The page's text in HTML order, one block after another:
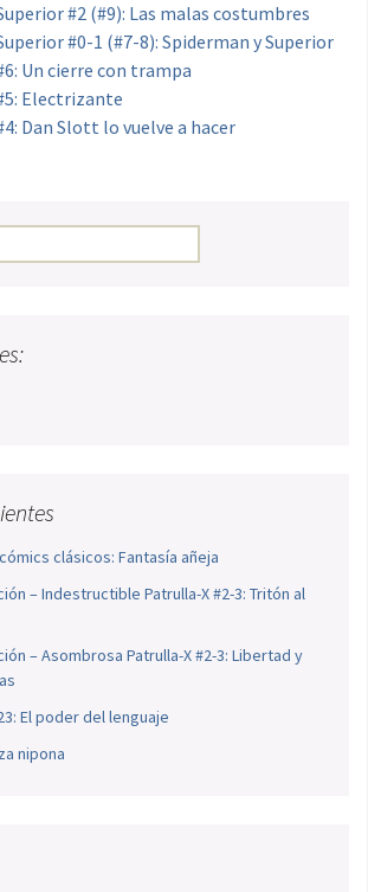
#2 (#9): Las malas costumbres
#0-1 (#7-8): Spiderman y Superior
Un cierre con trampa
Electrizante
Dan Slott lo vuelve a hacer
clásicos: Fantasía añeja
– Indestructible Patrulla-X #2-3: Tritón al
– Asombrosa Patrulla-X #2-3: Libertad y
El poder del lenguaje
nipona